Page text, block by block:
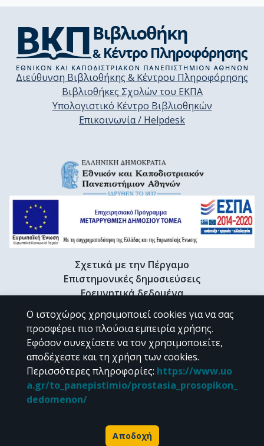
Διεύθυνση Βιβλιοθήκης & Κέντρου Πληροφόρησης
Βιβλιοθήκες Σχολών του ΕΚΠΑ
Υπολογιστικό Κέντρο Βιβλιοθηκών
Επικοινωνία / Helpdesk
Σχετικά με την Πέργαμο
Επιστημονικές δημοσιεύσεις
Ερευνητικά δεδομένα
Διδακτορικές διατριβές & Γκρίζα βιβλιογραφία
Προφίλ Ερευνητή
CC BY-NC 4.0
Εκτός αν αναφέρεται διαφορετικά, το υλικό της "Περγάμου" διατίθεται
Powered by
Ο ιστοχώρος χρησιμοποιεί cookies για να σας
προσφέρει πιο πλούσια εμπειρία χρήσης.
Εφόσον συνεχίσετε να τον χρησιμοποιείτε,
αποδέχεστε και τη χρήση των cookies.
Περισσότερες πληροφορίες: https://www.uo
a.gr/to_panepistimio/prostasia_prosopikon_
dedomenon/
Αποδοχή